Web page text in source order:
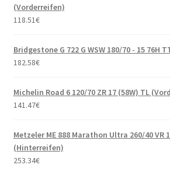
(Vorderreifen)
118.51€
Bridgestone G 722 G WSW 180/70 - 15 76H
182.58€
Michelin Road 6 120/70 ZR 17 (58W) TL
141.47€
Metzeler ME 888 Marathon Ultra 260/40 VR
(Hinterreifen)
253.34€